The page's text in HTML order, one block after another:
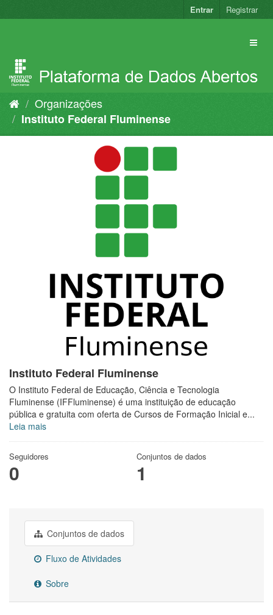
para
Entrar Registrar
Organizações
Instituto Federal Fluminense
Instituto Federal Fluminense
O Instituto Federal de Educação, Ciência e Tecnologia
Fluminense (IFFluminense) é uma instituição de educação
pública e gratuita com oferta de Cursos de Formação Inicial e...
Leia mais
Seguidores
0
Conjuntos de dados
1
Conjuntos de dados
Fluxo de Atividades
Sobre